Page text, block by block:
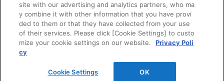
サイトマップ
© 2017-2023 DAIKEN CORPORATION
site with our advertising and analytics partners, who ma
y combine it with other information that you have provi
ded to them or that they have collected from your use
of their services. Please click [Cookie Settings] to custo
mize your cookie settings on our website.
Privacy Poli
cy
Cookie Settings OK